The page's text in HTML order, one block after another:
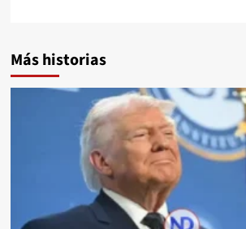
Más historias